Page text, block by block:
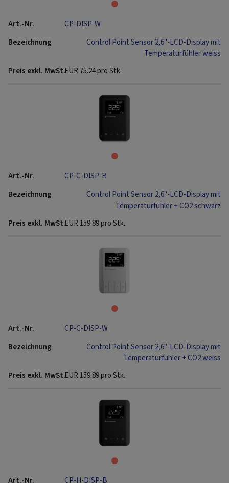
CP-DISP-W
Control Point Sensor 2,6"-LCD-Display mit
Temperaturfühler weiss
EUR 75.24pro Stk.
CP-C-DISP-B
Control Point Sensor 2,6"-LCD-Display mit
Temperaturfühler + CO2 schwarz
EUR 159.89pro Stk.
CP-C-DISP-W
Control Point Sensor 2,6"-LCD-Display mit
Temperaturfühler + CO2 weiss
EUR 159.89pro Stk.
CP-H-DISP-B